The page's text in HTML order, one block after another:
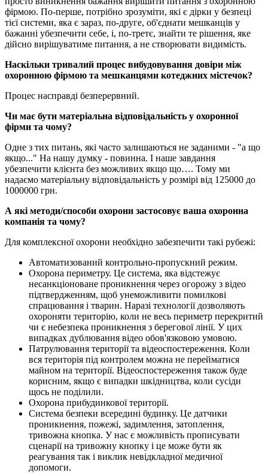
фірмою. По-перше, потрібно зрозуміти, які є дірки у безпеці
тієї системи, яка є зараз, по-друге, об'єднати мешканців у
бажанні убезпечити себе, і, по-третє, знайти те рішення, яке
дійсно вирішуватиме питання, а не створювати видимість.
Наскільки тривалий процес вибудовування довіри між
охоронною фірмою та мешканцями котеджних містечок?
Процес насправді безперервний.
Чи має бути матеріальна відповідальність у охоронної
фірми та чому?
Одне з тих питань, які часто залишаються не заданими - "а що
якщо..." На нашу думку - повинна. І наше завдання
убезпечити клієнта без можливих якщо що…. Тому ми
надаємо матеріальну відповідальність у розмірі від 125000 до
1000000 грн.
А які методи/способи охорони застосовує ваша охоронна
компанія та чому?
Для комплексної охорони необхідно забезпечити такі рубежі:
Автоматизований контрольно-пропускний режим.
Охорона периметру. Це система, яка відстежує
несанкціоноване проникнення через огорожу з відео
підтвердженням, щоб унеможливити помилкові
спрацювання і тварин. Наразі технології дозволяють
охороняти територію, коли не весь периметр перекритий
чи є небезпека проникнення з берегової лінії. У цих
випадках дублювання відео обов'язковою умовою.
Патрулювання території та відеоспостереження. Коли
вся територія під контролем можна не перейматися
майном на території. Відеоспостереження також буде
корисним, якщо є випадки шкідництва, коли сусіди
щось не поділили.
Охорона прибудинкової території.
Система безпеки всередині будинку. Це датчики
проникнення, пожежі, задимлення, затоплення,
тривожна кнопка. У нас є можливість прописувати
сценарії на тривожну кнопку і це може бути як
реагування так і виклик невідкладної медичної
допомоги.